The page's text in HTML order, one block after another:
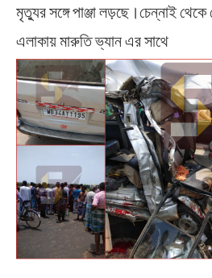
মৃত্যুর সঙ্গে পাঞ্জা লড়ছে।চেন্নাই
এলাকায় মারুতি ভ্যান এর সাথে